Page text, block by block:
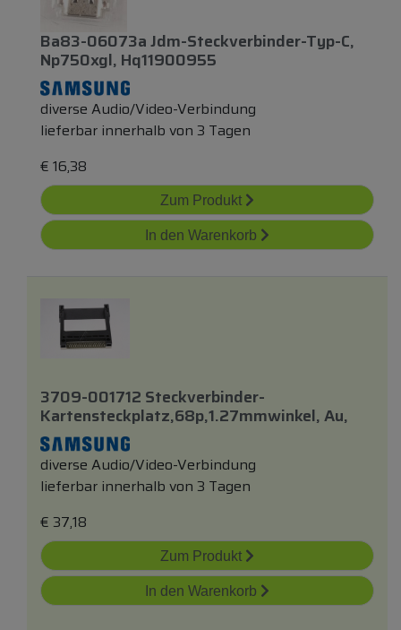
Ba83-06073a Jdm-Steckverbinder-Typ-C,
Np750xgl, Hq11900955
diverse Audio/Video-Verbindung
lieferbar innerhalb von 3 Tagen
€ 16,38
Zum Produkt
In den Warenkorb
3709-001712 Steckverbinder-
Kartensteckplatz,68p,1.27mmwinkel, Au,
diverse Audio/Video-Verbindung
lieferbar innerhalb von 3 Tagen
€ 37,18
Zum Produkt
In den Warenkorb